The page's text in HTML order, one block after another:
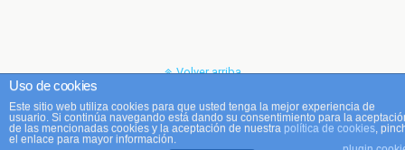
Volver arriba
Móvil Escritorio
Uso de cookies
Este sitio web utiliza cookies para que usted tenga la mejor experiencia de
usuario. Si continúa navegando está dando su consentimiento para la
de las mencionadas cookies y la aceptación de nuestra política de cookies,
el enlace para mayor información.